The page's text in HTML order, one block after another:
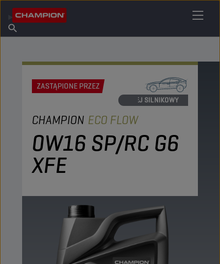
O firmie Champion
Znajdź punkt sprzedaży
ZASTĄPIONE PRZEZ
OLEJ SILNIKOWY
CHAMPION ECO FLOW
0W16 SP/RC G6
XFE